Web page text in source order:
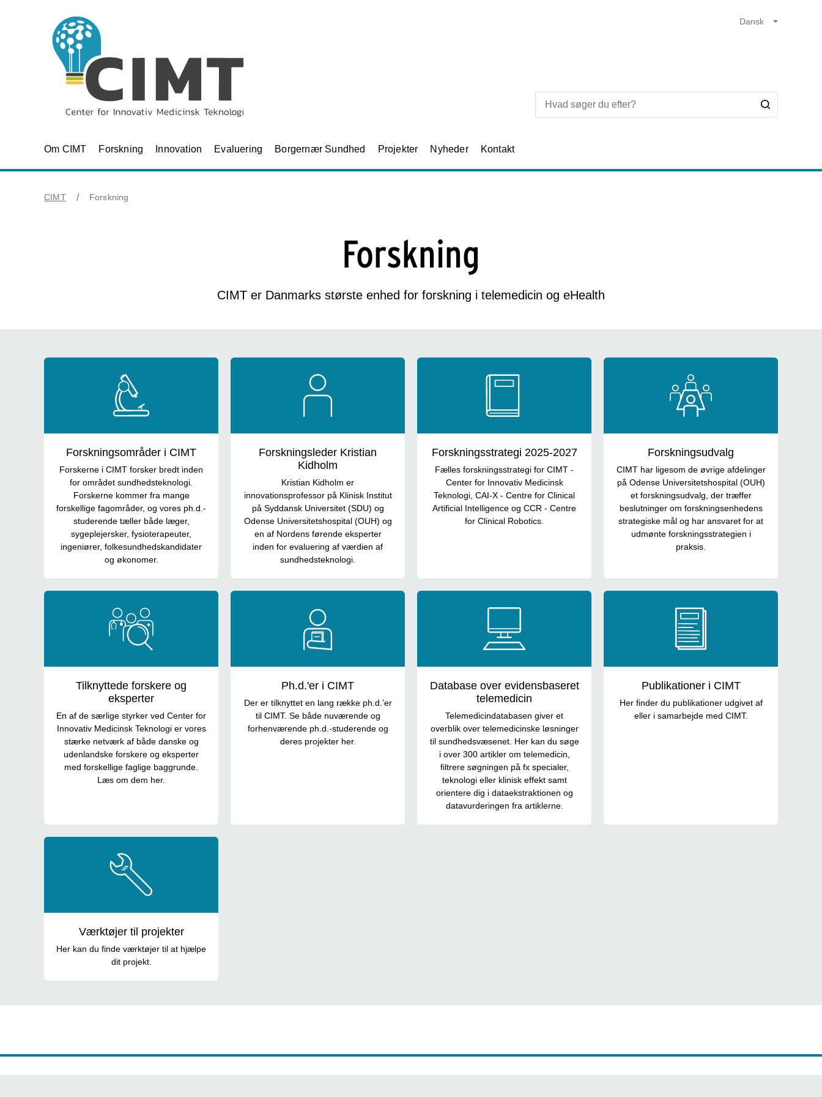
Om CIMT Forskning Innovation Evaluering Borgernær Sundhed Projekter Nyheder Kontakt
CIMT Forskning
Forskning
CIMT er Danmarks største enhed for forskning i telemedicin og eHealth
cards
Forskningsområder i CIMT
Forskerne i CIMT forsker bredt inden
for området sundhedsteknologi.
Forskerne kommer fra mange
forskellige fagområder, og vores ph.d.-
studerende tæller både læger,
sygeplejersker, fysioterapeuter,
ingeniører, folkesundhedskandidater
og økonomer.
Forskningsleder Kristian
Kidholm
Kristian Kidholm er
innovationsprofessor på Klinisk Institut
på Syddansk Universitet (SDU) og
Odense Universitetshospital (OUH) og
en af Nordens førende eksperter
inden for evaluering af værdien af
sundhedsteknologi.
Forskningsstrategi 2025-2027
Fælles forskningsstrategi for CIMT -
Center for Innovativ Medicinsk
Teknologi, CAI-X - Centre for Clinical
Artificial Intelligence og CCR - Centre
for Clinical Robotics.
Forskningsudvalg
CIMT har ligesom de øvrige afdelinger
på Odense Universitetshospital (OUH)
et forskningsudvalg, der træffer
beslutninger om forskningsenhedens
strategiske mål og har ansvaret for at
udmønte forskningsstrategien i
praksis.
Tilknyttede forskere og
eksperter
En af de særlige styrker ved Center for
Innovativ Medicinsk Teknologi er vores
stærke netværk af både danske og
udenlandske forskere og eksperter
med forskellige faglige baggrunde.
Læs om dem her.
Ph.d.'er i CIMT
Der er tilknyttet en lang række ph.d.’er
til CIMT. Se både nuværende og
forhenværende ph.d.-studerende og
deres projekter her.
Database over evidensbaseret
telemedicin
Telemedicindatabasen giver et
overblik over telemedicinske løsninger
til sundhedsvæsenet. Her kan du søge
i over 300 artikler om telemedicin,
filtrere søgningen på fx specialer,
teknologi eller klinisk effekt samt
orientere dig i dataekstraktionen og
datavurderingen fra artiklerne.
Publikationer i CIMT
Her finder du publikationer udgivet af
eller i samarbejde med CIMT.
Værktøjer til projekter
Her kan du finde værktøjer til at hjælpe
dit projekt.